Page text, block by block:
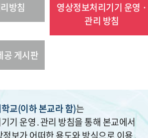
방침
영상정보처리기기 운영 ·
관리 방침
공 게시판
교(이하 본교라 함)는
기 운영․관리 방침을 통해 본교에서
보가 어떠한 용도와 방식으로 이용․